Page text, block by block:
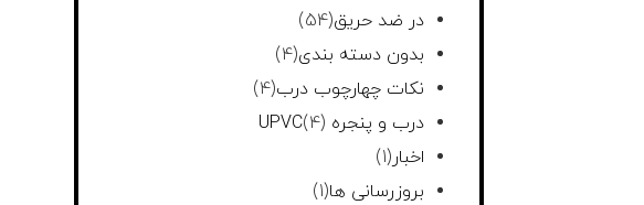
در ضد حریق(54)
بدون دسته بندی(4)
نکات چهارچوب درب(4)
درب و پنجره UPVC (4)
اخبار(1)
بروزرسانی ها(1)